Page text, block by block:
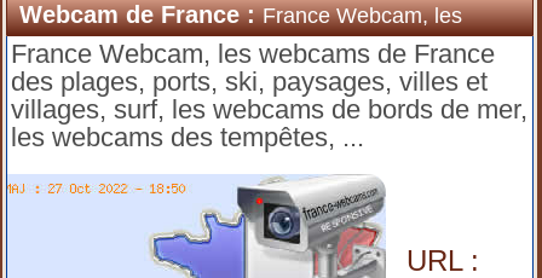
Webcam de France :France Webcam, les
webcams de France
France Webcam, les webcams de France
des plages, ports, ski, paysages, villes et
villages, surf, les webcams de bords de mer,
les webcams des tempêtes, ...
URL :